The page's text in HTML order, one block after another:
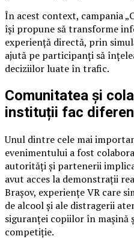
În acest context, campania
își propune să transforme
experiență directă, prin
ajută pe participanți să
deciziilor luate în trafic.
Comunitatea și
instituții fac
Unul dintre cele mai
evenimentului a fost
autorități și partenerii
avut acces la demonstrații
Brașov, experiențe VR care
de alcool și ale distragerii
siguranței copiilor în mașină
competiție.